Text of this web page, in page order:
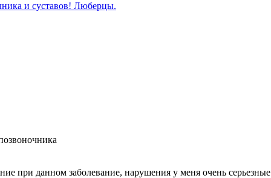
и суставов! Люберцы.
при данном заболевание, нарушения у меня очень серьезные